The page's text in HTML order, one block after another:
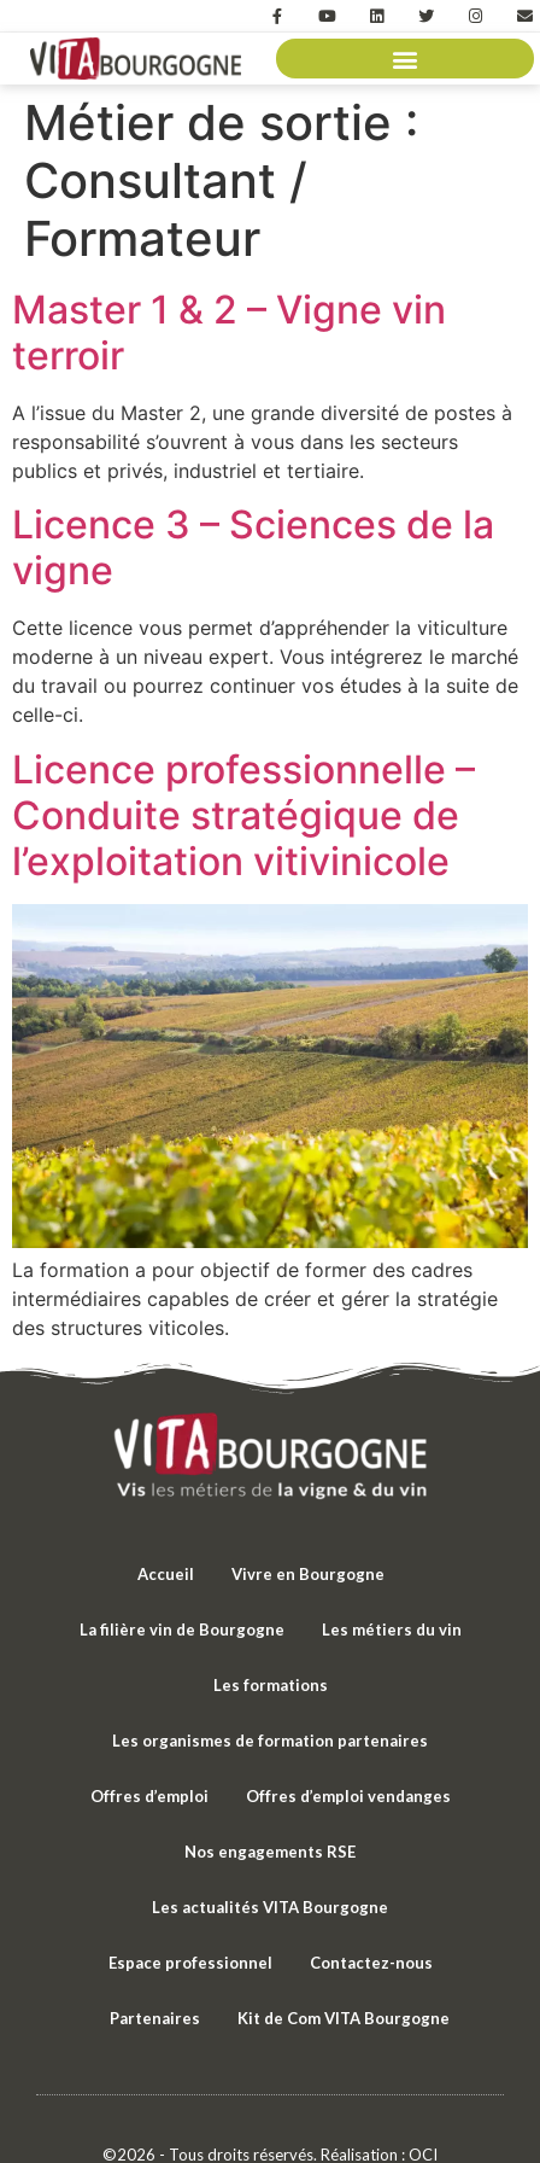
Métier de sortie :
Consultant /
Formateur
Master 1 & 2 – Vigne vin
terroir
A l’issue du Master 2, une grande diversité de postes à
responsabilité s’ouvrent à vous dans les secteurs
publics et privés, industriel et tertiaire.
Licence 3 – Sciences de la
vigne
Cette licence vous permet d’appréhender la viticulture
moderne à un niveau expert. Vous intégrerez le marché
du travail ou pourrez continuer vos études à la suite de
celle-ci.
Licence professionnelle –
Conduite stratégique de
l’exploitation vitivinicole
La formation a pour objectif de former des cadres
intermédiaires capables de créer et gérer la stratégie
des structures viticoles.
Accueil Vivre en Bourgogne
La filière vin de Bourgogne Les métiers du vin
Les formations
Les organismes de formation partenaires
Offres d’emploi Offres d’emploi vendanges
Nos engagements RSE
Les actualités VITA Bourgogne
Espace professionnel Contactez-nous
Partenaires Kit de Com VITA Bourgogne
©2026 - Tous droits réservés. Réalisation :OCI